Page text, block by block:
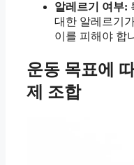
알레르기 여부:
대한 알레르기
이를 피해야 합
운동 목표에
제 조합